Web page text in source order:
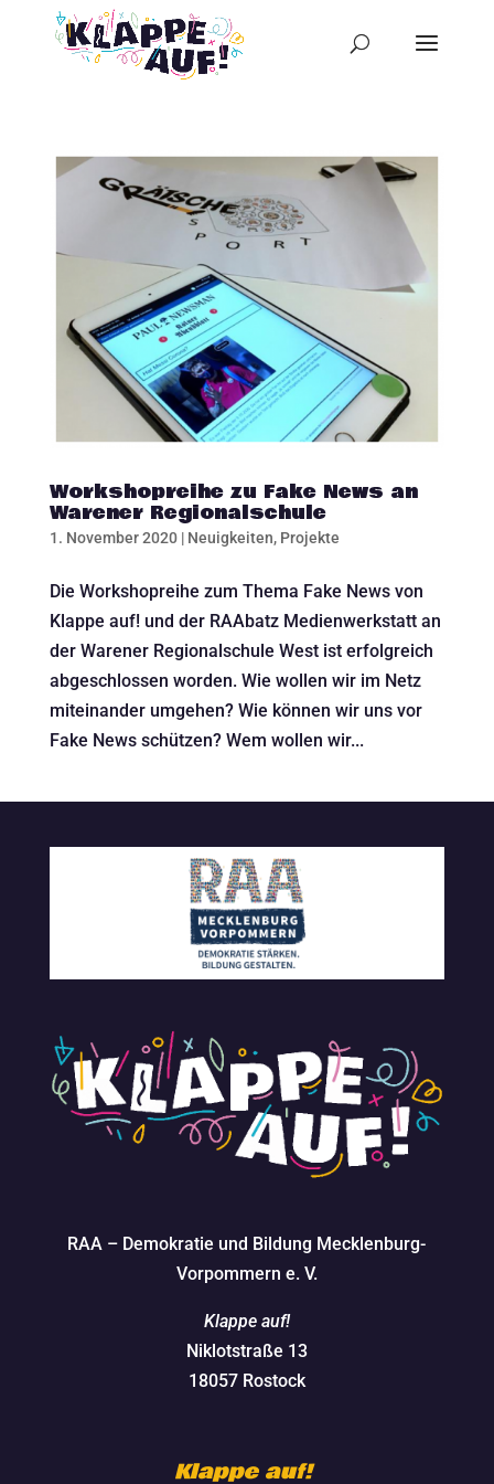
Workshopreihe zu Fake News an
Warener Regionalschule
1. November 2020| Neuigkeiten, Projekte
Die Workshopreihe zum Thema Fake News von
Klappe auf! und der RAAbatz Medienwerkstatt an
der Warener Regionalschule West ist erfolgreich
abgeschlossen worden. Wie wollen wir im Netz
miteinander umgehen? Wie können wir uns vor
Fake News schützen? Wem wollen wir...
RAA – Demokratie und Bildung Mecklenburg-
Vorpommern e. V.
Klappe auf!
Niklotstraße 13
18057 Rostock
Klappe auf!